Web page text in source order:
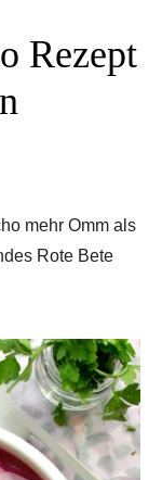
Rezept
mehr Omm als
Rote Bete